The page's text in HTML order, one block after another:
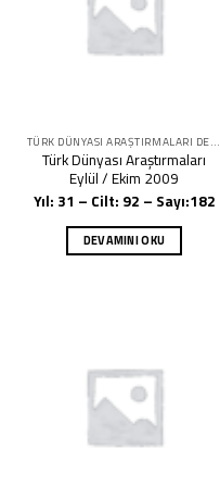
TÜRK DÜNYASI ARAŞTIRMALARI DERGISI
Türk Dünyası Araştırmaları
Eylül / Ekim 2009
Yıl: 31 – Cilt: 92 – Sayı:182
DEVAMINI OKU